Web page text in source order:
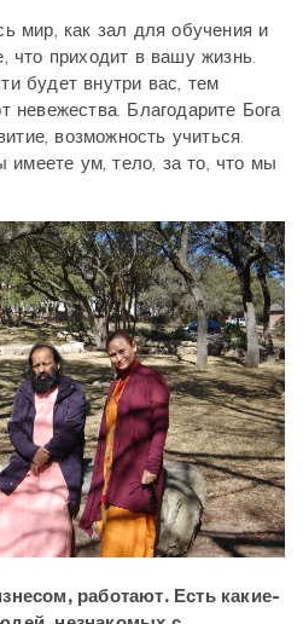
мир, как зал для обучения и
что приходит в вашу жизнь.
будет внутри вас, тем
невежества. Благодарите Бога
возможность учиться.
имеете ум, тело, за то, что мы
работают. Есть какие-